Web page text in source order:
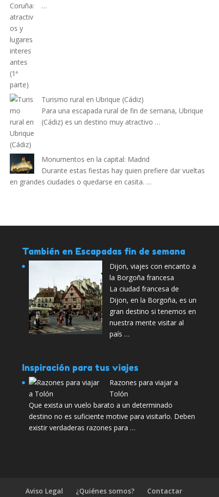
…
Turismo rural en Ubrique (Cádiz)
Para una escapada rural de fin de semana, Ubrique
(Cádiz) es un destino muy atractivo …
Monumentos en la capital: Madrid
Durante estas fiestas hay quien prefiere dar vueltas
en grandes ciudades o quedarse en casita. …
También en Escapadas fin de semana
Dijon, viajes con encanto a
la Borgoña francesa
La ciudad francesa de
Dijon, en la Borgoña, es un
gran destino si tenemos en
nuestra mente visitar al
país …
Inspiración para tus viajes
Razones para viajar a
Tolón
Que exista un vuelo barato a un determinado
destino no es suficiente motive para visitarlo. Deben
existir verdaderas razones para …
Aviso Legal ¿Quiénes somos? Contactar